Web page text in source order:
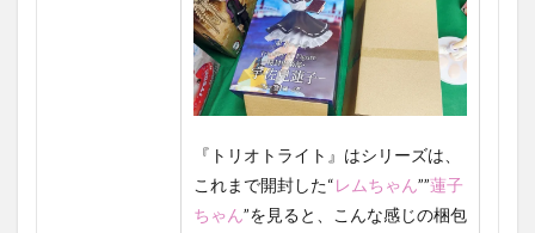
『トリオトライト』はシリーズは、
これまで開封した“レムちゃん””蓮子
ちゃん”を見ると、こんな感じの梱包